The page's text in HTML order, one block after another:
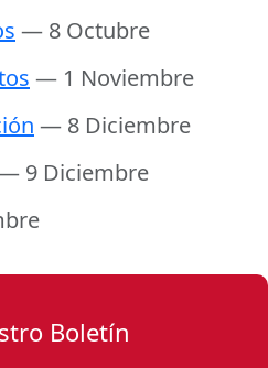
— 8 Octubre
— 1 Noviembre
— 8 Diciembre
9 Diciembre
Boletín